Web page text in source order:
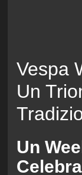
Vespa
Un
Un